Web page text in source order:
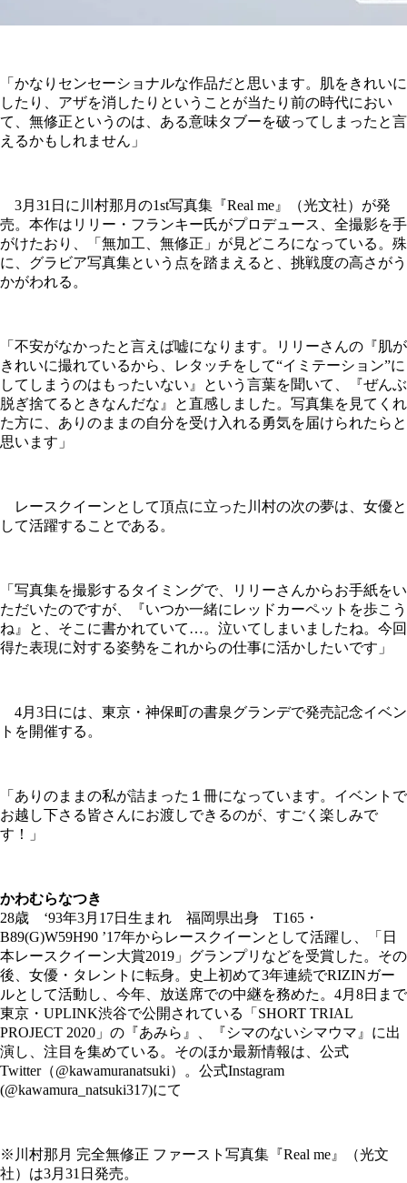
「かなりセンセーショナルな作品だと思います。肌をきれいに
したり、アザを消したりということが当たり前の時代におい
て、無修正というのは、ある意味タブーを破ってしまったと言
えるかもしれません」
3月31日に川村那月の1st写真集『Real me』（光文社）が発
売。本作はリリー・フランキー氏がプロデュース、全撮影を手
がけたおり、「無加工、無修正」が見どころになっている。殊
に、グラビア写真集という点を踏まえると、挑戦度の高さがう
かがわれる。
「不安がなかったと言えば嘘になります。リリーさんの『肌が
きれいに撮れているから、レタッチをして“イミテーション”に
してしまうのはもったいない』という言葉を聞いて、『ぜんぶ
脱ぎ捨てるときなんだな』と直感しました。写真集を見てくれ
た方に、ありのままの自分を受け入れる勇気を届けられたらと
思います」
レースクイーンとして頂点に立った川村の次の夢は、女優と
して活躍することである。
「写真集を撮影するタイミングで、リリーさんからお手紙をい
ただいたのですが、『いつか一緒にレッドカーペットを歩こう
ね』と、そこに書かれていて…。泣いてしまいましたね。今回
得た表現に対する姿勢をこれからの仕事に活かしたいです」
4月3日には、東京・神保町の書泉グランデで発売記念イベン
トを開催する。
「ありのままの私が詰まった１冊になっています。イベントで
お越し下さる皆さんにお渡しできるのが、すごく楽しみで
す！」
かわむらなつき
28歳 ‘93年3月17日生まれ 福岡県出身 T165・
B89(G)W59H90 ’17年からレースクイーンとして活躍し、「日
本レースクイーン大賞2019」グランプリなどを受賞した。その
後、女優・タレントに転身。史上初めて3年連続でRIZINガー
ルとして活動し、今年、放送席での中継を務めた。4月8日まで
東京・UPLINK渋谷で公開されている「SHORT TRIAL
PROJECT 2020」の『あみら』、『シマのないシマウマ』に出
演し、注目を集めている。そのほか最新情報は、公式
Twitter（@kawamuranatsuki）。公式Instagram
(@kawamura_natsuki317)にて
※川村那月 完全無修正 ファースト写真集『Real me』（光文
社）は3月31日発売。